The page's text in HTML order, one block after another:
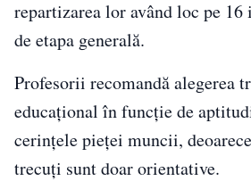
repartizarea lor având loc pe
de etapa generală.
Profesorii recomandă alegerea
educațional în funcție de
cerințele pieței muncii,
trecuți sunt doar orientative.